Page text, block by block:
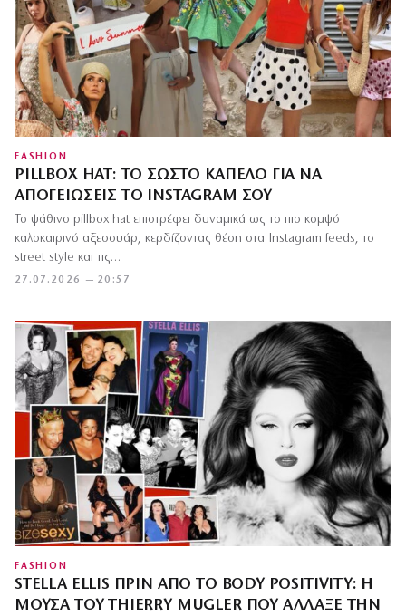
FASHION
PILLBOX HAT: ΤΟ ΣΩΣΤΌ ΚΑΠΈΛΟ ΓΙΑ ΝΑ
ΑΠΟΓΕΙΏΣΕΙΣ ΤΟ INSTAGRAM ΣΟΥ
27.07.2026 — 20:57
Το ψάθινο pillbox hat επιστρέφει δυναμικά ως το πιο κομψό
καλοκαιρινό αξεσουάρ, κερδίζοντας θέση στα Instagram feeds, το
street style και τις…
FASHION
STELLA ELLIS ΠΡΙΝ ΑΠΌ ΤΟ BODY POSITIVITY: Η
ΜΟΎΣΑ ΤΟΥ THIERRY MUGLER ΠΟΥ ΆΛΛΑΞΕ ΤΗΝ